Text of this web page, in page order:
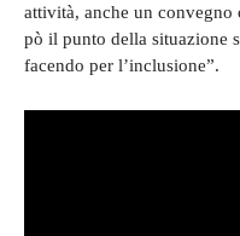
attività, anche un convegno
pò il punto della situazione
facendo per l’inclusione”.